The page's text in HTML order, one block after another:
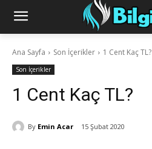
Ana Sayfa Son İçerikler 1 Cent Kaç TL?
Son İçerikler
1 Cent Kaç TL?
By Emin Acar 15 Şubat 2020